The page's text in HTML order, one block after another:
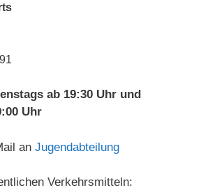
ab 19:30 Uhr und
Uhr
an Jugendabteilung
Verkehrsmitteln: